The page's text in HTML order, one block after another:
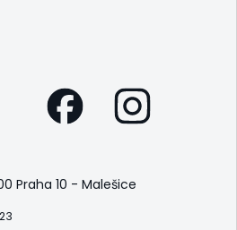
Praha 10 - Malešice